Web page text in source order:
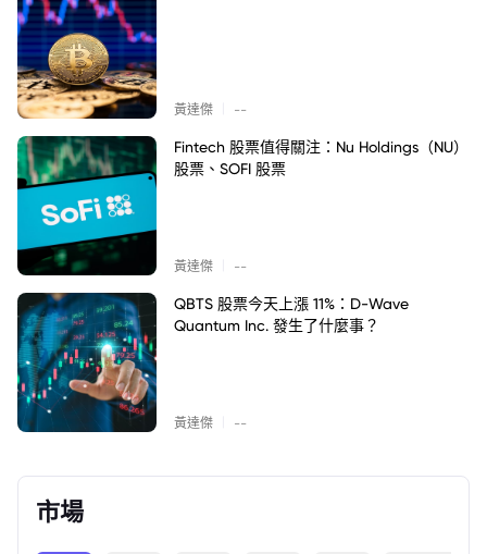
黃達傑 --
Fintech 股票值得關注：Nu Holdings（NU）
股票、SOFI 股票
黃達傑 --
QBTS 股票今天上漲 11%：D-Wave
Quantum Inc. 發生了什麼事？
黃達傑 --
市場